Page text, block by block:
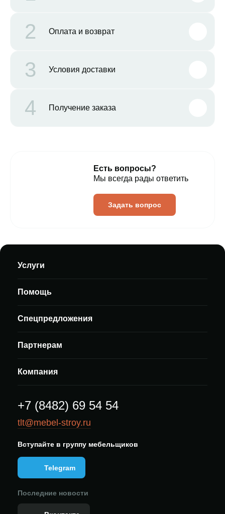
2 Оплата и возврат
3 Условия доставки
4 Получение заказа
Есть вопросы?
Мы всегда рады ответить
Задать вопрос
Услуги
Помощь
Спецпредложения
Партнерам
Компания
+7 (8482) 69 54 54
tlt@mebel-stroy.ru
Вступайте в группу мебельщиков
Telegram
Последние новости